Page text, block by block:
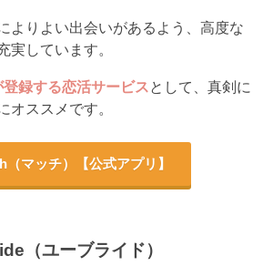
よりよい出会いがあるよう、高度な
実しています。
録する恋活サービス として、真剣に
オススメです。
（マッチ）【公式アプリ】
（ユーブライド）